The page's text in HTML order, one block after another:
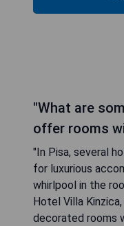
"What are
offer rooms
"In Pisa, several
for luxurious
whirlpool in the
Hotel Villa
decorated rooms